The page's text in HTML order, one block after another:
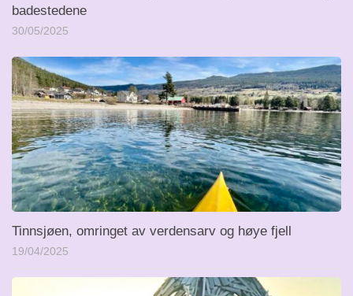
badestedene
30/05/2025
Tinnsjøen, omringet av verdensarv og høye fjell
19/04/2025